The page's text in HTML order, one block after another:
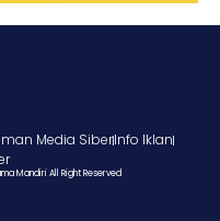
Media SiberInfo Iklan
Mandiri All Right Reserved